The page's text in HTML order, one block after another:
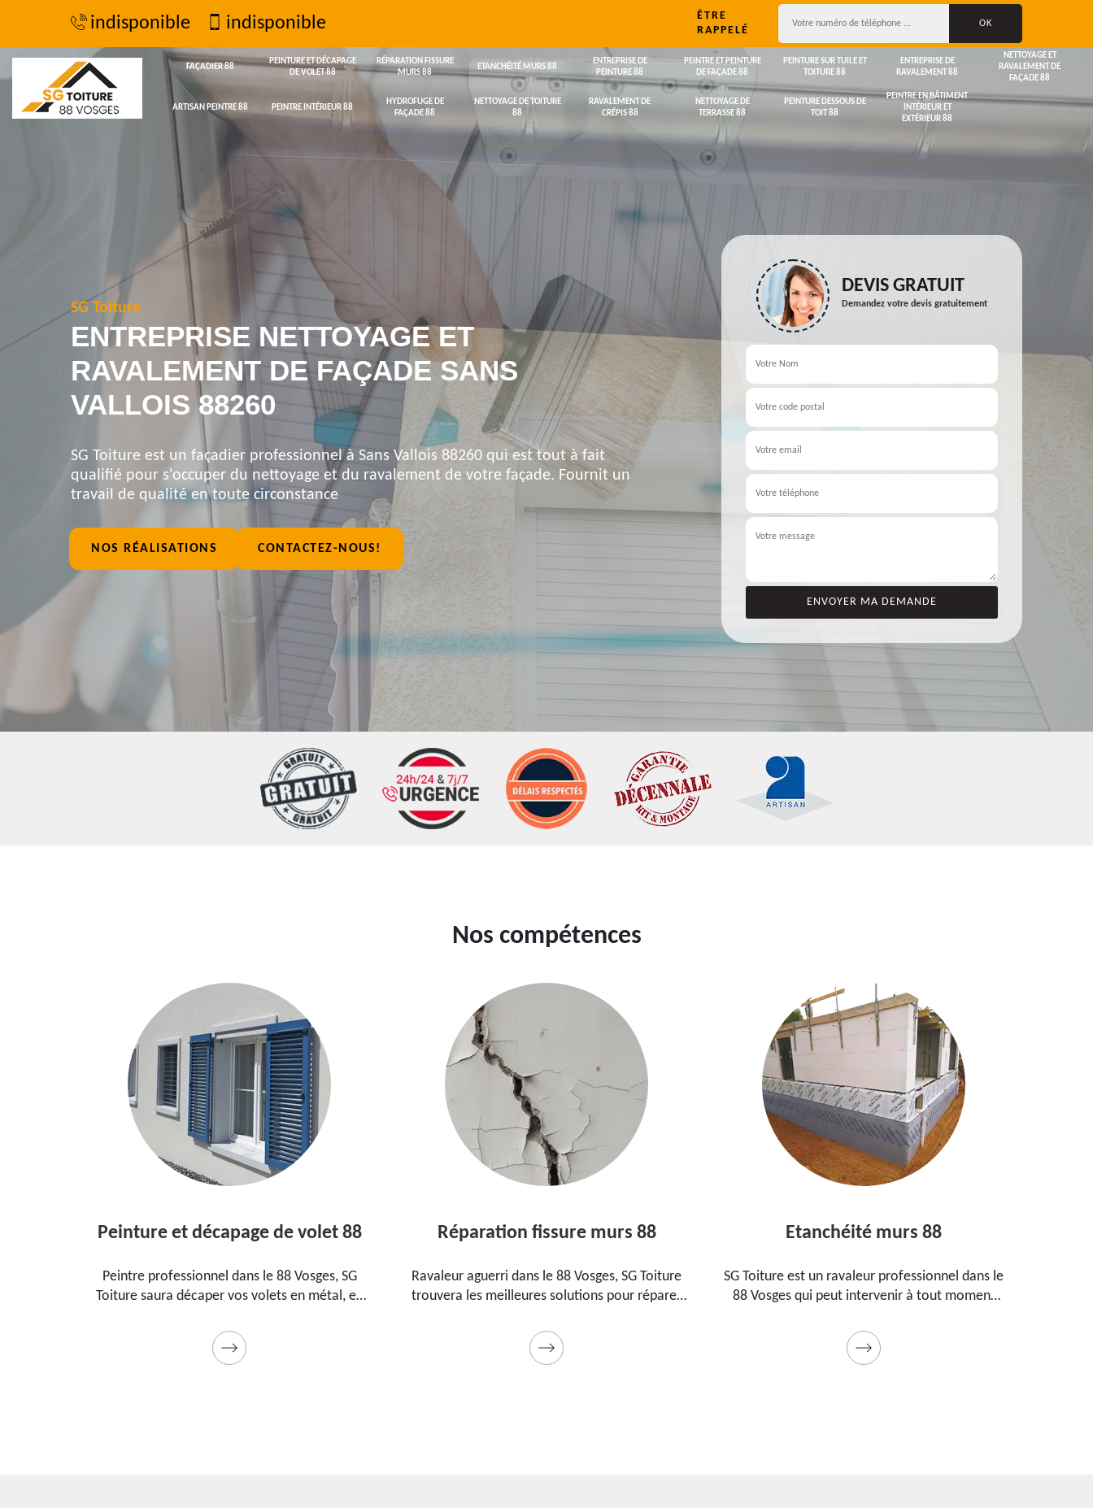
indisponible indisponible
ÊTRE
RAPPELÉ
FAÇADIER 88
PEINTURE ET DÉCAPAGE
DE VOLET 88
RÉPARATION FISSURE
MURS 88
ETANCHÉITÉ MURS 88
ENTREPRISE DE
PEINTURE 88
PEINTRE ET PEINTURE
DE FAÇADE 88
PEINTURE SUR TUILE ET
TOITURE 88
ENTREPRISE DE
RAVALEMENT 88
NETTOYAGE ET
RAVALEMENT DE
FAÇADE 88
ARTISAN PEINTRE 88 PEINTRE INTÉRIEUR 88
HYDROFUGE DE
FAÇADE 88
NETTOYAGE DE TOITURE
88
RAVALEMENT DE
CRÉPIS 88
NETTOYAGE DE
TERRASSE 88
PEINTURE DESSOUS DE
TOIT 88
PEINTRE EN BÂTIMENT
INTÉRIEUR ET
EXTÉRIEUR 88
SG Toiture
ENTREPRISE NETTOYAGE ET
RAVALEMENT DE FAÇADE SANS
VALLOIS 88260
SG Toiture est un façadier professionnel à Sans Vallois 88260 qui est tout à fait
qualifié pour s'occuper du nettoyage et du ravalement de votre façade. Fournit un
travail de qualité en toute circonstance
NOS RÉALISATIONS CONTACTEZ-NOUS!
DEVIS GRATUIT
Demandez votre devis gratuitement
Nos compétences
Peinture et décapage de volet 88
Peintre professionnel dans le 88 Vosges, SG
Toiture saura décaper vos volets en métal, en
Utilise des produits et des peintures de qualité.
Devis détaillé offert
Réparation fissure murs 88
Ravaleur aguerri dans le 88 Vosges, SG Toiture
trouvera les meilleures solutions pour réparer
qualité et des matériels professionnels. Travaux
garantis décennaux
Etanchéité murs 88
SG Toiture est un ravaleur professionnel dans le
88 Vosges qui peut intervenir à tout moment
pas cher pour ce faire